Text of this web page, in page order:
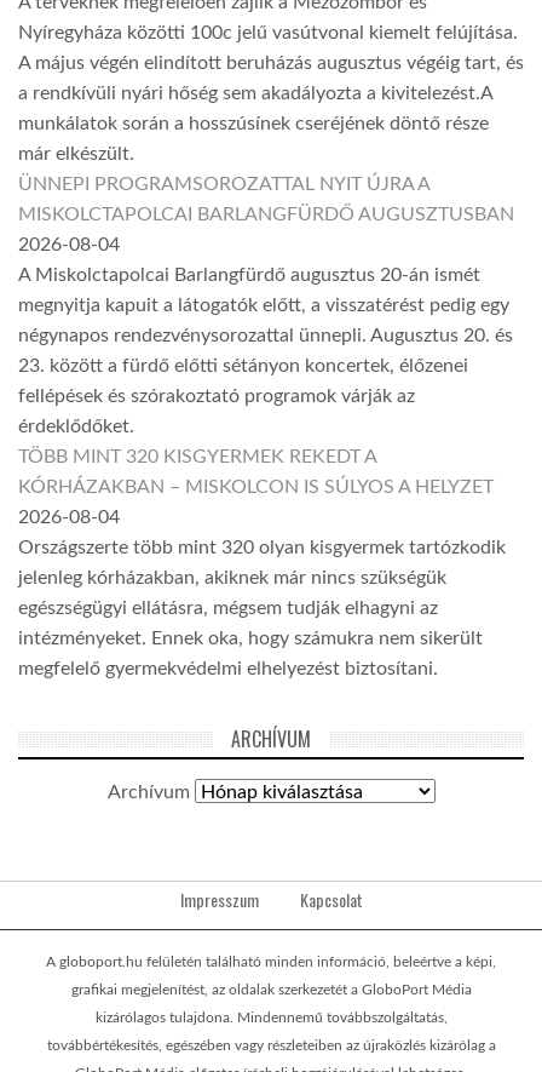
Nyíregyháza közötti 100c jelű vasútvonal kiemelt felújítása.
A május végén elindított beruházás augusztus végéig tart, és
a rendkívüli nyári hőség sem akadályozta a kivitelezést.A
munkálatok során a hosszúsínek cseréjének döntő része
már elkészült.
ÜNNEPI PROGRAMSOROZATTAL NYIT ÚJRA A
MISKOLCTAPOLCAI BARLANGFÜRDŐ AUGUSZTUSBAN
2026-08-04
A Miskolctapolcai Barlangfürdő augusztus 20-án ismét
megnyitja kapuit a látogatók előtt, a visszatérést pedig egy
négynapos rendezvénysorozattal ünnepli. Augusztus 20. és
23. között a fürdő előtti sétányon koncertek, élőzenei
fellépések és szórakoztató programok várják az
érdeklődőket.
TÖBB MINT 320 KISGYERMEK REKEDT A
KÓRHÁZAKBAN – MISKOLCON IS SÚLYOS A HELYZET
2026-08-04
Országszerte több mint 320 olyan kisgyermek tartózkodik
jelenleg kórházakban, akiknek már nincs szükségük
egészségügyi ellátásra, mégsem tudják elhagyni az
intézményeket. Ennek oka, hogy számukra nem sikerült
megfelelő gyermekvédelmi elhelyezést biztosítani.
ARCHÍVUM
Archívum
Impresszum Kapcsolat
A globoport.hu felületén található minden információ, beleértve a képi,
grafikai megjelenítést, az oldalak szerkezetét a GloboPort Média
kizárólagos tulajdona. Mindennemű továbbszolgáltatás,
továbbértékesítés, egészében vagy részleteiben az újraközlés kizárólag a